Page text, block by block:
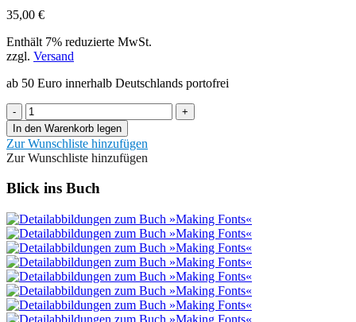
35,00 €
Enthält 7% reduzierte MwSt.
zzgl. Versand
ab 50 Euro innerhalb Deutschlands portofrei
-
Making
Fonts!
Menge
+
In den Warenkorb legen
Zur Wunschliste hinzufügen
Zur Wunschliste hinzufügen
Blick ins Buch